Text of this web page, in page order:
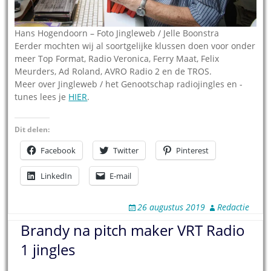
Hans Hogendoorn – Foto Jingleweb / Jelle Boonstra
Eerder mochten wij al soortgelijke klussen doen voor onder
meer Top Format, Radio Veronica, Ferry Maat, Felix
Meurders, Ad Roland, AVRO Radio 2 en de TROS.
Meer over Jingleweb / het Genootschap radiojingles en -
tunes lees je HIER.
Dit delen:
Facebook Twitter Pinterest
LinkedIn E-mail
26 augustus 2019 Redactie
Brandy na pitch maker VRT Radio
1 jingles